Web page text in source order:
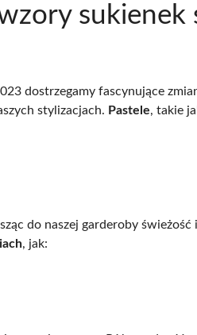
sukienek
dostrzegamy fascynujące
stylizacjach. Pastele, takie
do naszej garderoby
, jak: